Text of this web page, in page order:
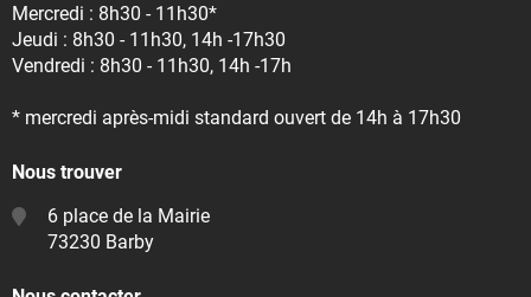
Mercredi : 8h30 - 11h30*
Jeudi : 8h30 - 11h30, 14h -17h30
Vendredi : 8h30 - 11h30, 14h -17h
* mercredi après-midi standard ouvert de 14h à 17h30
Nous trouver
6 place de la Mairie
73230 Barby